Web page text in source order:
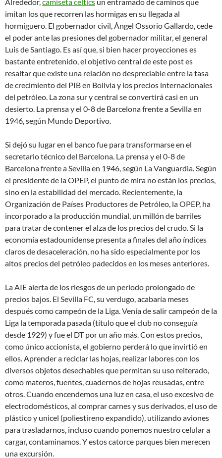
imitan los que recorren las hormigas en su llegada al
hormiguero. El gobernador civil, Ángel Ossorio Gallardo, cede
el poder ante las presiones del gobernador militar, el general
Luis de Santiago. Es así que, si bien hacer proyecciones es
bastante entretenido, el objetivo central de este post es
resaltar que existe una relación no despreciable entre la tasa
de crecimiento del PIB en Bolivia y los precios internacionales
del petróleo. La zona sur y central se convertirá casi en un
desierto. La prensa y el 0-8 de Barcelona frente a Sevilla en
1946, según Mundo Deportivo.
Si dejó su lugar en el banco fue para transformarse en el
secretario técnico del Barcelona. La prensa y el 0-8 de
Barcelona frente a Sevilla en 1946, según La Vanguardia. Según
el presidente de la OPEP, el punto de mira no están los precios,
sino en la estabilidad del mercado. Recientemente, la
Organización de Países Productores de Petróleo, la OPEP, ha
incorporado a la producción mundial, un millón de barriles
para tratar de contener el alza de los precios del crudo. Si la
economía estadounidense presenta a finales del año índices
claros de desaceleración, no ha sido especialmente por los
altos precios del petróleo padecidos en los meses anteriores.
La AIE alerta de los riesgos de un periodo prolongado de
precios bajos. El Sevilla FC, su verdugo, acabaría meses
después como campeón de la Liga. Venía de salir campeón de la
Liga la temporada pasada (título que el club no conseguía
desde 1929) y fue el DT por un año más. Con estos precios,
como único accionista, el gobierno perderá lo que invirtió en
ellos. Aprender a reciclar las hojas, realizar labores con los
diversos objetos desechables que permitan su uso reiterado,
como materos, fuentes, cuadernos de hojas reusadas, entre
otros. Cuando encendemos una luz en casa, el uso excesivo de
electrodomésticos, al comprar carnes y sus derivados, el uso de
plástico y unicel (poliestireno expandido), utilizando aviones
para trasladarnos, incluso cuando ponemos nuestro celular a
cargar, contaminamos. Y estos catorce parques bien merecen
una excursión.